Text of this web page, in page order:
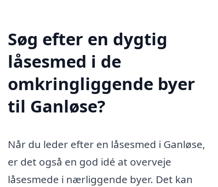
Søg efter en dygtig
låsesmed i de
omkringliggende byer
til Ganløse?
Når du leder efter en låsesmed i Ganløse,
er det også en god idé at overveje
låsesmede i nærliggende byer. Det kan